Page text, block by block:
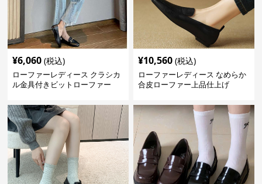
¥6,060 (税込)
ローファーレディース クラシカ
ル金具付きビットローファー
¥10,560 (税込)
ローファーレディース なめらか
合皮ローファー上品仕上げ